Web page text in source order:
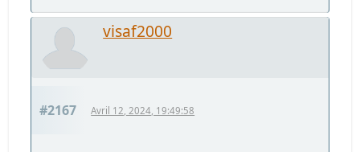
visaf2000
#2167 Avril 12, 2024, 19:49:58